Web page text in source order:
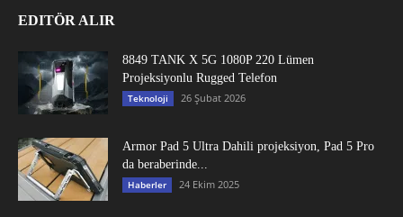
EDITÖR ALIR
8849 TANK X 5G 1080P 220 Lümen
Projeksiyonlu Rugged Telefon
Teknoloji 26 Şubat 2026
Armor Pad 5 Ultra Dahili projeksiyon, Pad 5 Pro
da beraberinde...
Haberler 24 Ekim 2025